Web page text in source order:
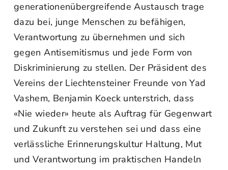
generationenübergreifende Austausch trage
dazu bei, junge Menschen zu befähigen,
Verantwortung zu übernehmen und sich
gegen Antisemitismus und jede Form von
Diskriminierung zu stellen. Der Präsident des
Vereins der Liechtensteiner Freunde von Yad
Vashem, Benjamin Koeck unterstrich, dass
«Nie wieder» heute als Auftrag für Gegenwart
und Zukunft zu verstehen sei und dass eine
verlässliche Erinnerungskultur Haltung, Mut
und Verantwortung im praktischen Handeln